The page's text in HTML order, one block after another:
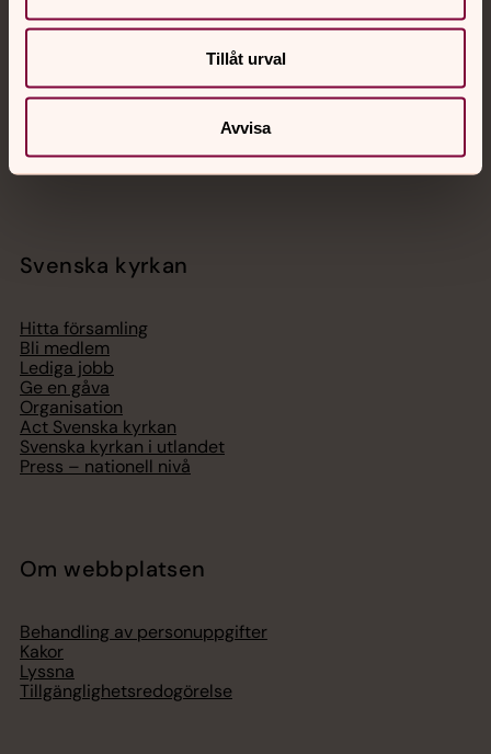
Tillåt urval
Avvisa
Akut samtals- och krisstöd. Prata eller chatta anonymt
Chatt
Telefon 112
Svenska kyrkan
Hitta församling
Bli medlem
Lediga jobb
Ge en gåva
Organisation
Act Svenska kyrkan
Svenska kyrkan i utlandet
Press – nationell nivå
Om webbplatsen
Behandling av personuppgifter
Kakor
Lyssna
Tillgänglighetsredogörelse